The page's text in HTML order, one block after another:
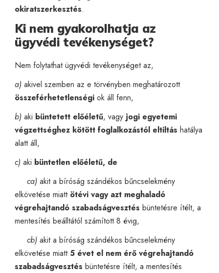
okiratszerkesztés.
Ki nem gyakorolhatja az
ügyvédi tevékenységet?
Nem folytathat ügyvédi tevékenységet az,
a) akivel szemben az e törvényben meghatározott
összeférhetetlenségi ok áll fenn,
b) aki büntetett előéletű, vagy jogi egyetemi
végzettséghez kötött foglalkozástól eltiltás hatálya
alatt áll,
c) aki büntetlen előéletű, de
ca) akit a bíróság szándékos bűncselekmény
elkövetése miatt ötévi vagy azt meghaladó
végrehajtandó szabadságvesztés büntetésre ítélt, a
mentesítés beálltától számított 8 évig,
cb) akit a bíróság szándékos bűncselekmény
elkövetése miatt 5 évet el nem érő végrehajtandó
szabadságvesztés büntetésre ítélt, a mentesítés